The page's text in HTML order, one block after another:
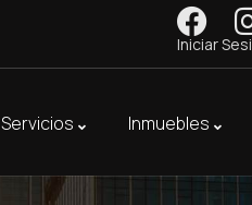
Iniciar
Servicios Inmuebles